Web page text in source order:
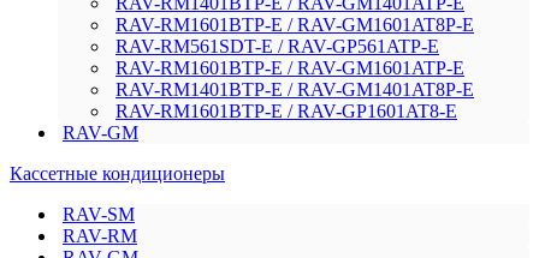
RAV-RM1601BTP-E / RAV-GM1601AT8P-E
RAV-RM561SDT-E / RAV-GP561ATP-E
RAV-RM1601BTP-E / RAV-GM1601ATP-E
RAV-RM1401BTP-E / RAV-GM1401AT8P-E
RAV-RM1601BTP-E / RAV-GP1601AT8-E
RAV-GM
Кассетные кондиционеры
RAV-SM
RAV-RM